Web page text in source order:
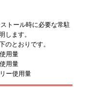
トール時に必要な常駐
ます。
とおりです。
用量
用量
ー使用量